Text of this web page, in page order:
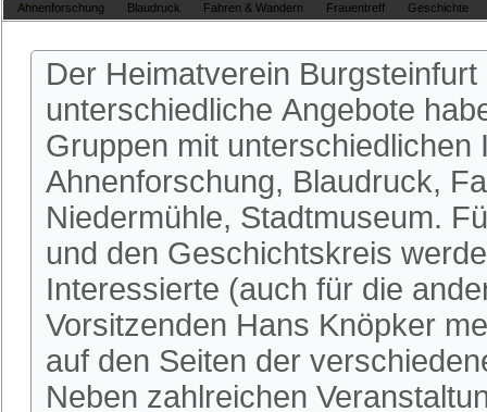
Ahnenforschung Blaudruck Fahren & Wandern Frauentreff Geschichte
Der Heimatverein
unterschiedliche Angebote
Gruppen mit
Ahnenforschung, Blaudruck,
Niedermühle, Stadtmuseum.
und den Geschichtskreis
Interessierte (auch für die
Vorsitzenden Hans Knöpker
auf den Seiten der
Neben zahlreichen